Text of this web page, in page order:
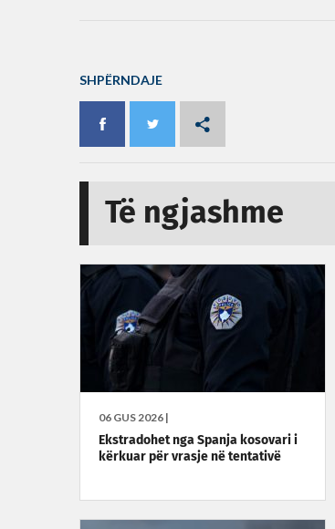
SHPËRNDAJE
Të ngjashme
06 GUS 2026 |
Ekstradohet nga Spanja kosovari i
kërkuar për vrasje në tentativë